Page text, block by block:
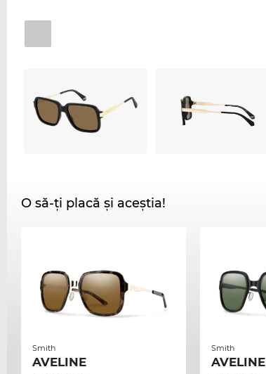
O să-ți placă și aceștia!
Smith
AVELINE
Smith
AVELINE